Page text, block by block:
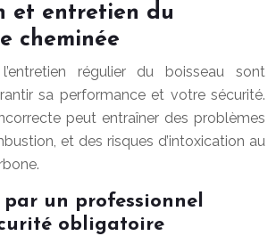
et entretien du
cheminée
régulier du boisseau sont
sa performance et votre sécurité.
peut entraîner des problèmes
et des risques d’intoxication au
un professionnel
obligatoire